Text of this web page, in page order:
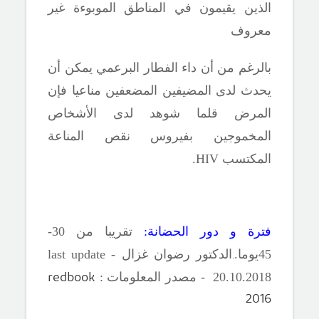
الذين يقيمون في المناطق الموبوءة غير
معروف
بالرغم من أن داء الفطار البرعمي يمكن أن
يحدث لدى المضيفين المضعفين مناعيا فإن
المرض قلما شوهد لدى الأشخاص
المخموجين بفيروس نقص المناعة
المكتسبHIV.
فترة و دور الحضانة:
تقريبا من 30-
45يوما.
. الدكتور رضوان غزال - last update
20.10.2018 - مصدر المعلومات :
redbook
2016